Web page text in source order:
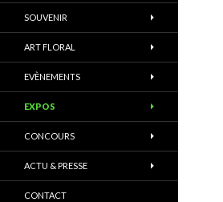
SOUVENIR
ART FLORAL
EVÈNEMENTS
EXPOS
CONCOURS
ACTU & PRESSE
CONTACT